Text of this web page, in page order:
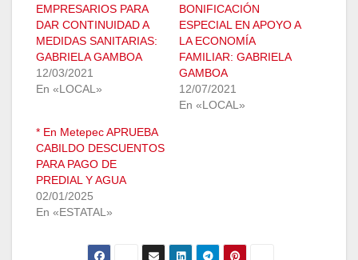
EMPRESARIOS PARA
DAR CONTINUIDAD A
MEDIDAS SANITARIAS:
GABRIELA GAMBOA
12/03/2021
En «LOCAL»
BONIFICACIÓN
ESPECIAL EN APOYO A
LA ECONOMÍA
FAMILIAR: GABRIELA
GAMBOA
12/07/2021
En «LOCAL»
* En Metepec APRUEBA
CABILDO DESCUENTOS
PARA PAGO DE
PREDIAL Y AGUA
02/01/2025
En «ESTATAL»